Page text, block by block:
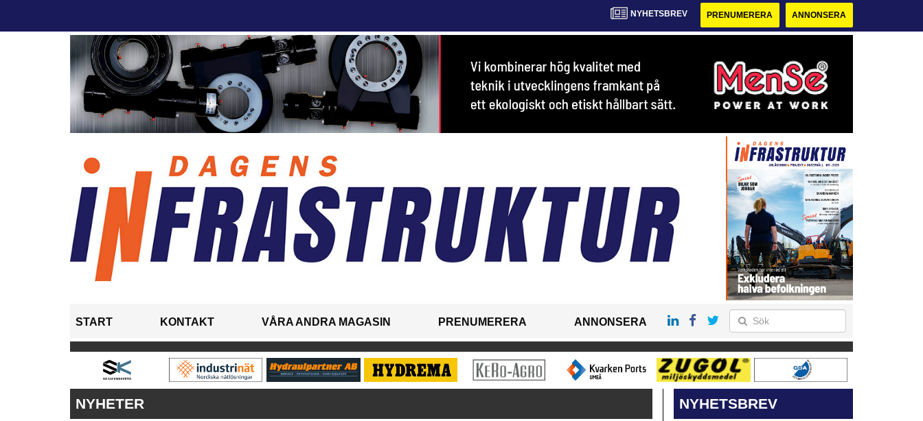
NYHETSBREV PRENUMERERA ANNONSERA
START KONTAKT VÅRA ANDRA MAGASIN PRENUMERERA ANNONSERA
NYHETER NYHETSBREV